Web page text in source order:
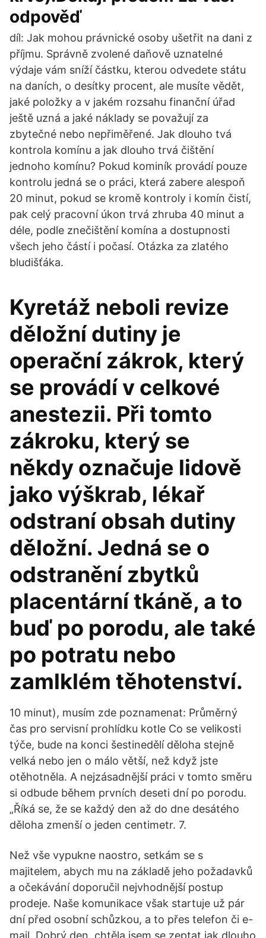
odpověď
díl: Jak mohou právnické osoby ušetřit na dani z
příjmu. Správně zvolené daňově uznatelné
výdaje vám sníží částku, kterou odvedete státu
na daních, o desítky procent, ale musíte vědět,
jaké položky a v jakém rozsahu finanční úřad
ještě uzná a jaké náklady se považují za
zbytečné nebo nepřiměřené. Jak dlouho tvá
kontrola komínu a jak dlouho trvá čištění
jednoho komínu? Pokud kominík provádí pouze
kontrolu jedná se o práci, která zabere alespoň
20 minut, pokud se kromě kontroly i komín čistí,
pak celý pracovní úkon trvá zhruba 40 minut a
déle, podle znečištění komína a dostupnosti
všech jeho částí i počasí. Otázka za zlatého
bludišťáka.
Kyretáž neboli revize
děložní dutiny je
operační zákrok, který
se provádí v celkové
anestezii. Při tomto
zákroku, který se
někdy označuje lidově
jako výškrab, lékař
odstraní obsah dutiny
děložní. Jedná se o
odstranění zbytků
placentární tkáně, a to
buď po porodu, ale také
po potratu nebo
zamlklém těhotenství.
10 minut), musím zde poznamenat: Průměrný
čas pro servisní prohlídku kotle Co se velikosti
týče, bude na konci šestinedělí děloha stejně
velká nebo jen o málo větší, než když jste
otěhotněla. A nejzásadnější práci v tomto směru
si odbude během prvních deseti dní po porodu.
„Říká se, že se každý den až do dne desátého
děloha zmenší o jeden centimetr. 7.
Než vše vypukne naostro, setkám se s
majitelem, abych mu na základě jeho požadavků
a očekávání doporučil nejvhodnější postup
prodeje. Naše komunikace však startuje už pár
dní před osobní schůzkou, a to přes telefon či e-
mail. Dobrý den, chtěla jsem se zeptat jak dlouho